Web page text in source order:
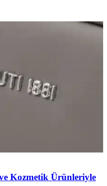
Kozmetik Ürünleriyle